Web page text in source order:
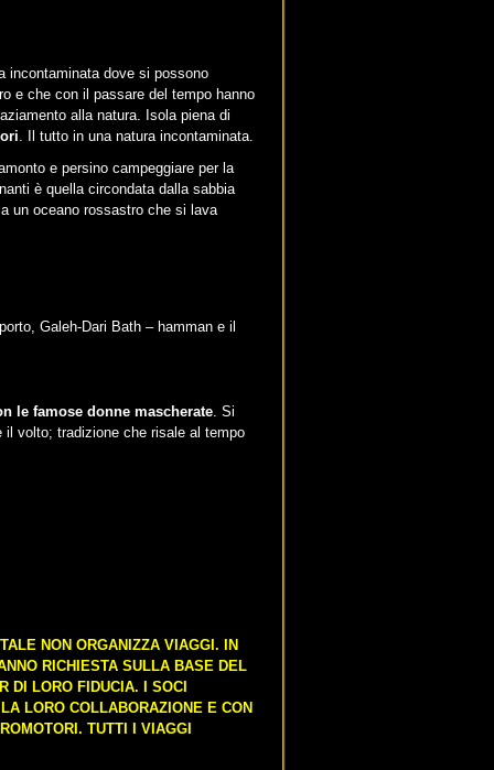
incontaminata dove si possono
e che con il passare del tempo hanno
alla natura. Isola piena di
. Il tutto in una natura incontaminata.
e persino campeggiare per la
è quella circondata dalla sabbia
un oceano rossastro che si lava
Galeh-Dari Bath – hamman e il
le famose donne mascherate. Si
il volto; tradizione che risale al tempo
NON ORGANIZZA VIAGGI. IN
RICHIESTA SULLA BASE DEL
DI LORO FIDUCIA. I SOCI
LORO COLLABORAZIONE E CON
TUTTI I VIAGGI